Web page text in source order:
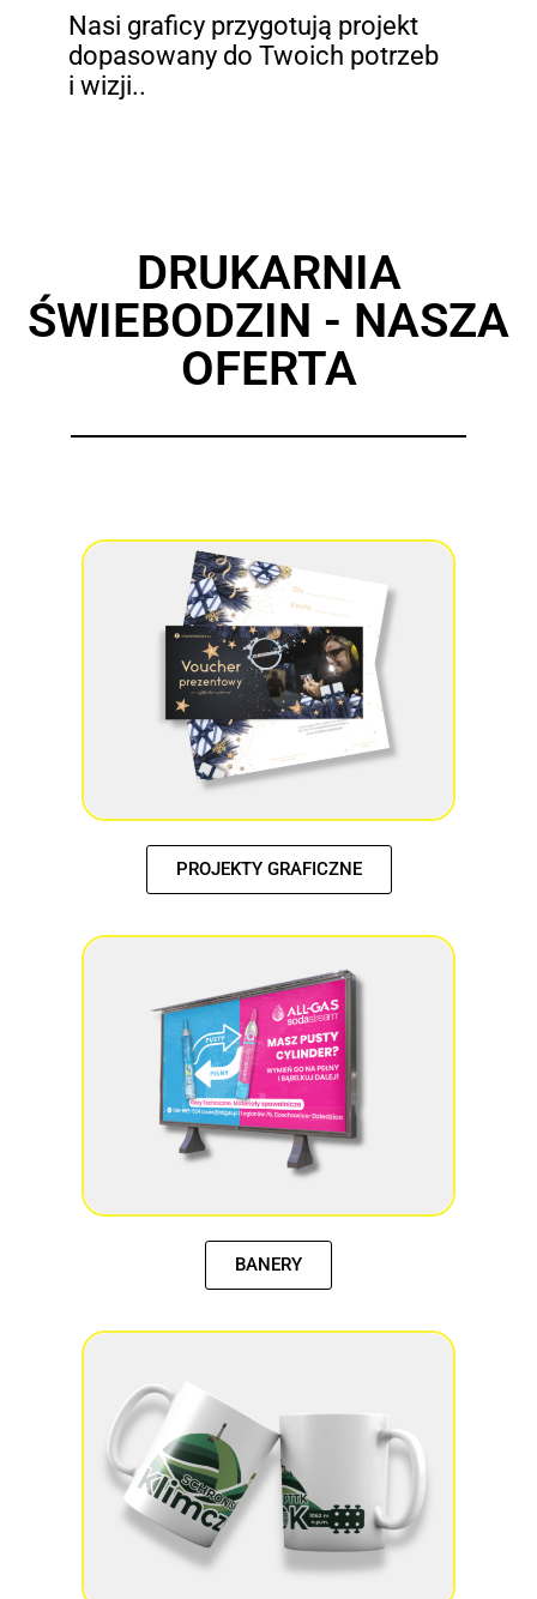
Nasi graficy przygotują projekt
dopasowany do Twoich potrzeb
i wizji..
DRUKARNIA
ŚWIEBODZIN - NASZA
OFERTA
PROJEKTY GRAFICZNE
BANERY